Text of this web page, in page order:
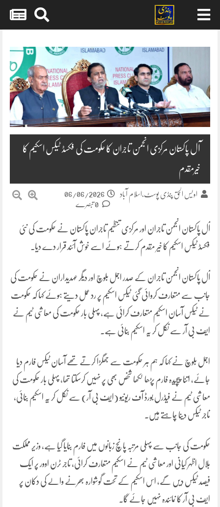
content
آل پاکستان مرکزی انجمن تاجران کا حکومت کی فکسڈ ٹیکس اسکیم کا
خیرمقدم
اویس الحق پنڈی پوسٹ،اسلام آباد
06/06/2026
آل پاکستان انجمن تاجران اور مرکزی تنظیم تاجران پاکستان نے حکومت کی نئی
فکسڈ ٹیکس اسکیم کا خیر مقدم کرتے ہوئے اسے خوش آئند قرار دے دیا۔
آل پاکستان انجمن تاجران کے صدر اجمل بلوچ اور دیگر عہدیداران نے حکومت کی
جانب سے متعارف کروائی گئی ٹیکس اسکیم پر رد عمل دیتے ہوئے کہا کہ حکومت
نے ٹیکس آسان اسکیم متعارف کرائی ہے، پہلی بار حکومت کی معاشی ٹیم نے
ایف بی آر سے نکل کر یہ اسکیم بنائی ہے۔
اجمل بلوچ نے کہا کہ ہم ہر حکومت سے جھگڑا کرتے تھے آسان ٹیکس فارم دیا
جائے، اتنا پیچیدہ فارم پڑھا لکھا شخص بھی پر نہیں کرسکتا تھا، پہلی بار حکومت کی
معاشی ٹیم نے فیڈرل بورڈ آف ریونیو (ایف بی آر) سے نکل کر یہ اسکیم بنائی،
تاجر ٹیکس دینا چاہتے ہیں۔
حکومت کی جانب سے پہلی مرتبہ پانچ زبانوں میں فارم بنایا گیا ہے، وزیر مملکت
بلال اظہر کیانی اور معاشی ٹیم نے اسکیم متعارف کرائی، تاجر ٹرن اوور پر ایک
فیصد ٹیکس دیں گے، اس اسکیم کے تحت گوشوارہ بھرنے والے کی دکان پر
ایف بی آر کا نمائندہ نہیں جائے گا۔